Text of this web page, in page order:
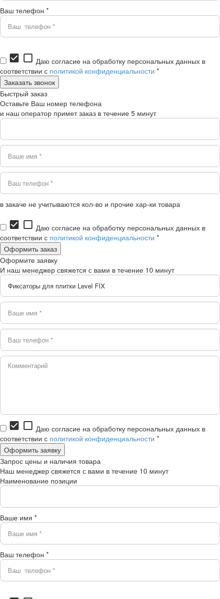
Ваш телефон *
check_box check_box_outline_blank Даю согласие на обработку персональных данных в
соответствии с политикой конфиденциальности *
Быстрый заказ
Оставьте Ваш номер телефона
и наш оператор примет заказ в течение 5 минут
в закаче не учитываются кол-во и прочие хар-ки товара
check_box check_box_outline_blank Даю согласие на обработку персональных данных в
соответствии с политикой конфиденциальности *
Оформите заявку
И наш менеджер свяжется с вами в течение 10 минут
check_box check_box_outline_blank Даю согласие на обработку персональных данных в
соответствии с политикой конфиденциальности *
Запрос цены и наличия товара
Наш менеджер свяжется с вами в течение 10 минут
Наименование позиции
Ваше имя *
Ваш телефон *